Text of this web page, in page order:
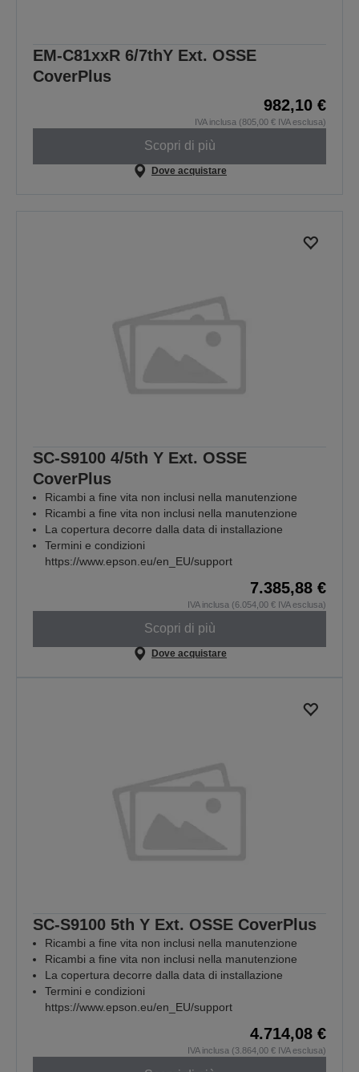
EM-C81xxR 6/7thY Ext. OSSE
CoverPlus
982,10 €
IVA inclusa (805,00 € IVA esclusa)
Scopri di più
Dove acquistare
SC-S9100 4/5th Y Ext. OSSE
CoverPlus
Ricambi a fine vita non inclusi nella manutenzione
Ricambi a fine vita non inclusi nella manutenzione
La copertura decorre dalla data di installazione
Termini e condizioni
https://www.epson.eu/en_EU/support
7.385,88 €
IVA inclusa (6.054,00 € IVA esclusa)
Scopri di più
Dove acquistare
SC-S9100 5th Y Ext. OSSE CoverPlus
Ricambi a fine vita non inclusi nella manutenzione
Ricambi a fine vita non inclusi nella manutenzione
La copertura decorre dalla data di installazione
Termini e condizioni
https://www.epson.eu/en_EU/support
4.714,08 €
IVA inclusa (3.864,00 € IVA esclusa)